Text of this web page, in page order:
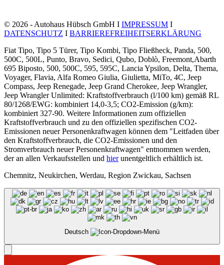
© 2026 - Autohaus Hübsch GmbH I IMPRESSUM I
DATENSCHUTZ I BARRIEREFREIHEITSERKLÄRUNG
Fiat Tipo, Tipo 5 Türer, Tipo Kombi, Tipo Fließheck, Panda, 500,
500C, 500L, Punto, Bravo, Sedici, Qubo, Doblò, Freemont,Abarth
695 Biposto, 500, 500C, 595, 595C, Lancia Ypsilon, Delta, Thema,
Voyager, Flavia, Alfa Romeo Giulia, Giulietta, MiTo, 4C, Jeep
Compass, Jeep Renegade, Jeep Grand Cherokee, Jeep Wrangler,
Jeep Wrangler Unlimited: Kraftstoffverbrauch (l/100 km) gemäß RL
80/1268/EWG: kombiniert 14,0-3,5; CO2-Emission (g/km):
kombiniert 327-90. Weitere Informationen zum offiziellen
Kraftstoffverbrauch und zu den offiziellen spezifischen CO2-
Emissionen neuer Personenkraftwagen können dem "Leitfaden über
den Kraftstoffverbrauch, die CO2-Emissionen und den
Stromverbrauch neuer Personenkraftwagen" entnommen werden,
der an allen Verkaufsstellen und hierunentgeltlich erhältlich ist.
Chemnitz, Neukirchen, Werdau, Region Zwickau, Sachsen
Deutsch